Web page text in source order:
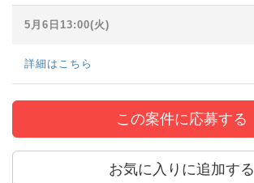
5月6日13:00(火)
詳細はこちら
この案件に応募する
お気に入りに追加する